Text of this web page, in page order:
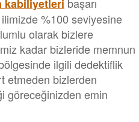
kabiliyetleri başarı
%100 seviyesine
olarak bizlere
kadar bizleride memnun
ilgili dedektiflik
etmeden bizlerden
göreceğinizden emin